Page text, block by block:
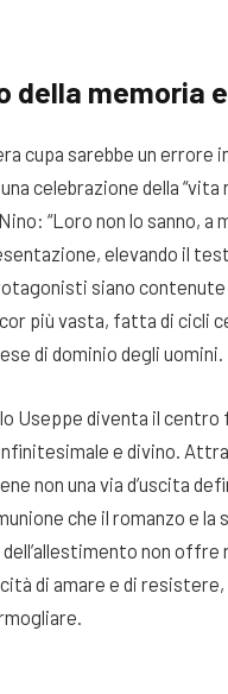
della memoria
cupa sarebbe un
celebrazione della
“Loro non lo sanno, a
elevando il
siano
più vasta, fatta di cicli
di dominio degli uomini.
Useppe diventa il centro
e divino.
non una via d’uscita
che il romanzo e
non offre
di amare e di resistere,